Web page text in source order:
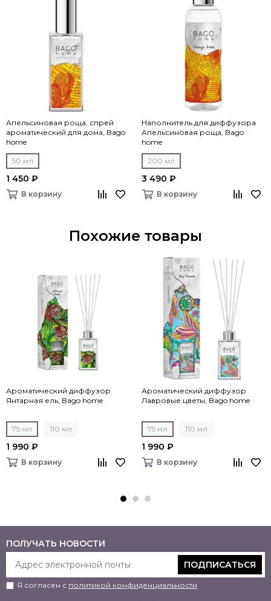
Апельсиновая роща, спрей
ароматический для дома, Bago
home
50 мл
1 450 ₽
В корзину
Наполнитель для диффузора
Апельсиновая роща, Bago
home
200 мл
3 490 ₽
В корзину
Похожие товары
Ароматический диффузор
Янтарная ель, Bago home
75 мл 110 мл
1 990 ₽
В корзину
Ароматический диффузор
Лавровые цветы, Bago home
75 мл 110 мл
1 990 ₽
В корзину
ПОЛУЧАТЬ НОВОСТИ
ПОДПИСАТЬСЯ
Я согласен с политикой конфиденциальности